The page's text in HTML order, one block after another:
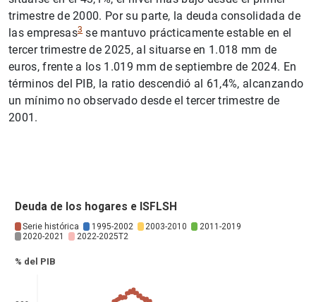
trimestre de 2000. Por su parte, la deuda consolidada de
las empresas3se mantuvo prácticamente estable en el
tercer trimestre de 2025, al situarse en 1.018 mm de
euros, frente a los 1.019 mm de septiembre de 2024. En
términos del PIB, la ratio descendió al 61,4%, alcanzando
un mínimo no observado desde el tercer trimestre de
2001.